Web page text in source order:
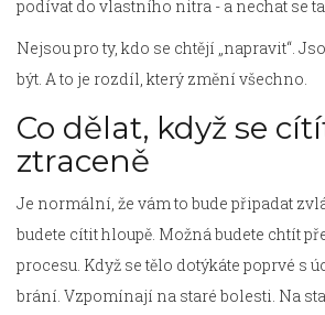
podívat do vlastního nitra - a nechat se
Nejsou pro ty, kdo se chtějí „napravit“.
být. A to je rozdíl, který změní všechno.
Co dělat, když se
ztraceně
Je normální, že vám to bude připadat
budete cítit hloupě. Možná budete chtít
procesu. Když se tělo dotýkáte poprvé s
brání. Vzpomínají na staré bolesti. Na